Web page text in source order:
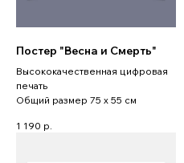
Постер "Весна и Смерть"
Высококачественная цифровая
печать
Общий размер 75 x 55 см
1 190 р.